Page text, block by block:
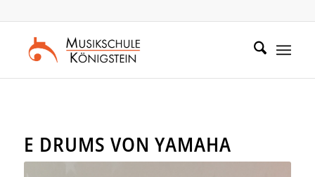
Inhalt
springen
Navigation
springen
E DRUMS VON YAMAHA